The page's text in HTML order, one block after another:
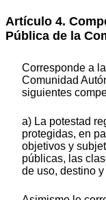
Artículo 4.
Pública de la
Corresponde a
Comunidad
siguientes
a) La potestad
protegidas, en
objetivos y
públicas, las
de uso, destino